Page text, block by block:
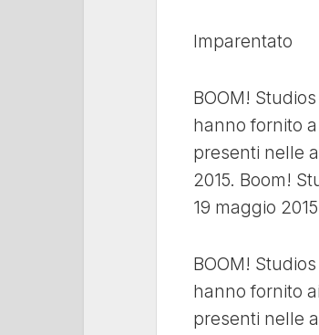
Imparentato
BOOM!
hanno fornito
presenti nelle
2015. Boom!
19 maggio
BOOM!
hanno fornito
presenti nelle